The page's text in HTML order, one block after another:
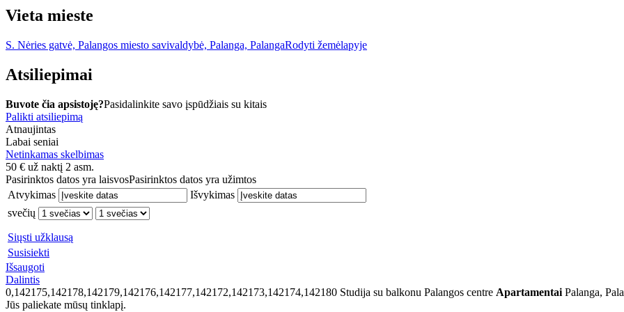
Vieta mieste
S. Nėries gatvė, Palangos miesto savivaldybė, Palanga, PalangaRodyti žemėlapyje
Atsiliepimai
Buvote čia apsistoję?Pasidalinkite savo įspūdžiais su kitais
Palikti atsiliepimą
Atnaujintas
Labai seniai
Netinkamas skelbimas
50 € už naktį 2 asm.
Pasirinktos datos yra laisvosPasirinktos datos yra užimtos
Atvykimas
Išvykimas
svečių
Siųsti užklausą
Susisiekti
Išsaugoti
Dalintis
0,142175,142178,142179,142176,142177,142172,142173,142174,142180 Studija su balkonu Palangos centre Apartamentai Palanga,
Jūs paliekate mūsų tinklapį.